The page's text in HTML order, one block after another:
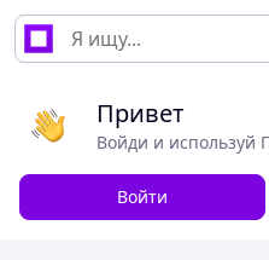
Привет
Войди и используй
Войти